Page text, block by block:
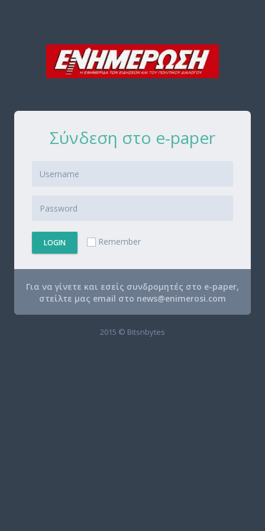
Σύνδεση στο e-paper
LOGIN Remember
Για να γίνετε και εσείς συνδρομητές στο e-paper,
στείλτε μας email στο news@enimerosi.com
2015 © Bitsnbytes